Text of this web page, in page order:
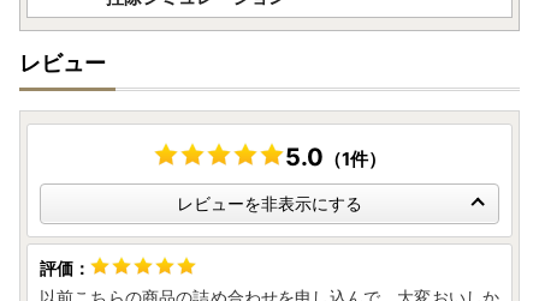
レビュー
5.0 （1件）
レビューを非表示にする